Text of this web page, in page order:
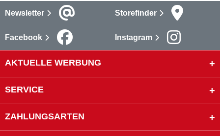
Newsletter Storefinder
Facebook Instagram
AKTUELLE WERBUNG
SERVICE
ZAHLUNGSARTEN